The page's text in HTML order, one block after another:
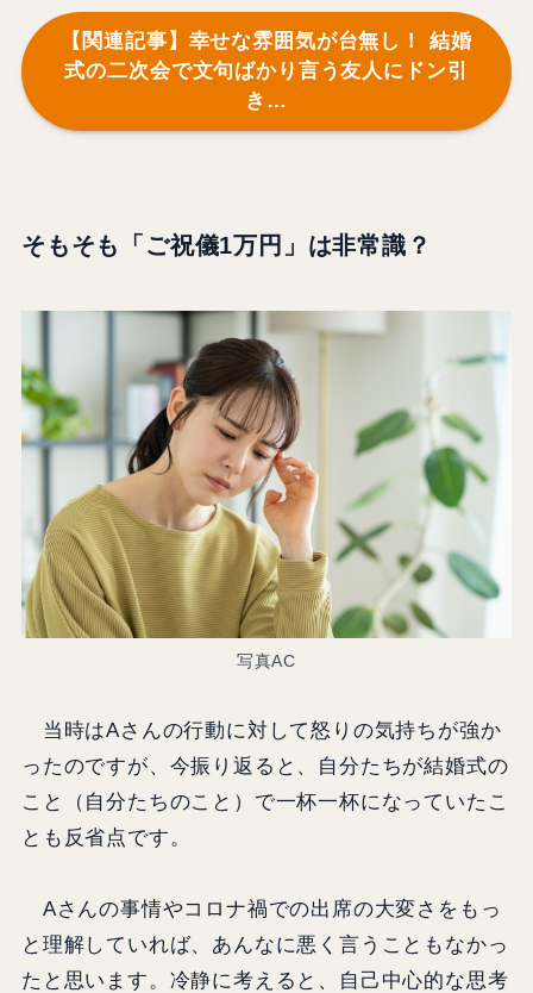
【関連記事】幸せな雰囲気が台無し！ 結婚
式の二次会で文句ばかり言う友人にドン引
き…
そもそも「ご祝儀1万円」は非常識？
写真AC
当時はAさんの行動に対して怒りの気持ちが強か
ったのですが、今振り返ると、自分たちが結婚式の
こと（自分たちのこと）で一杯一杯になっていたこ
とも反省点です。
Aさんの事情やコロナ禍での出席の大変さをもっ
と理解していれば、あんなに悪く言うこともなかっ
たと思います。冷静に考えると、自己中心的な思考